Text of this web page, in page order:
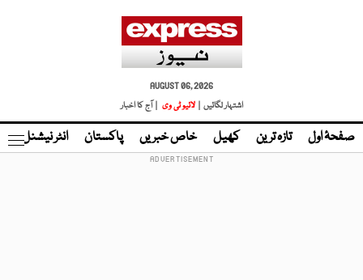
AUGUST 06, 2026
اشتہار لگائیں |
لائیو ٹی وی | آج کا اخبار
صفحۂ اول تازہ ترین کھیل خاص خبریں پاکستان انٹر نیشنل